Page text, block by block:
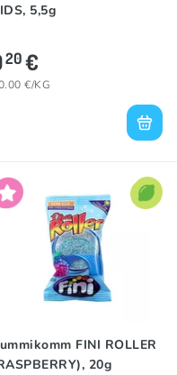
5,5g
20€
€/KG
FINI ROLLER
20g